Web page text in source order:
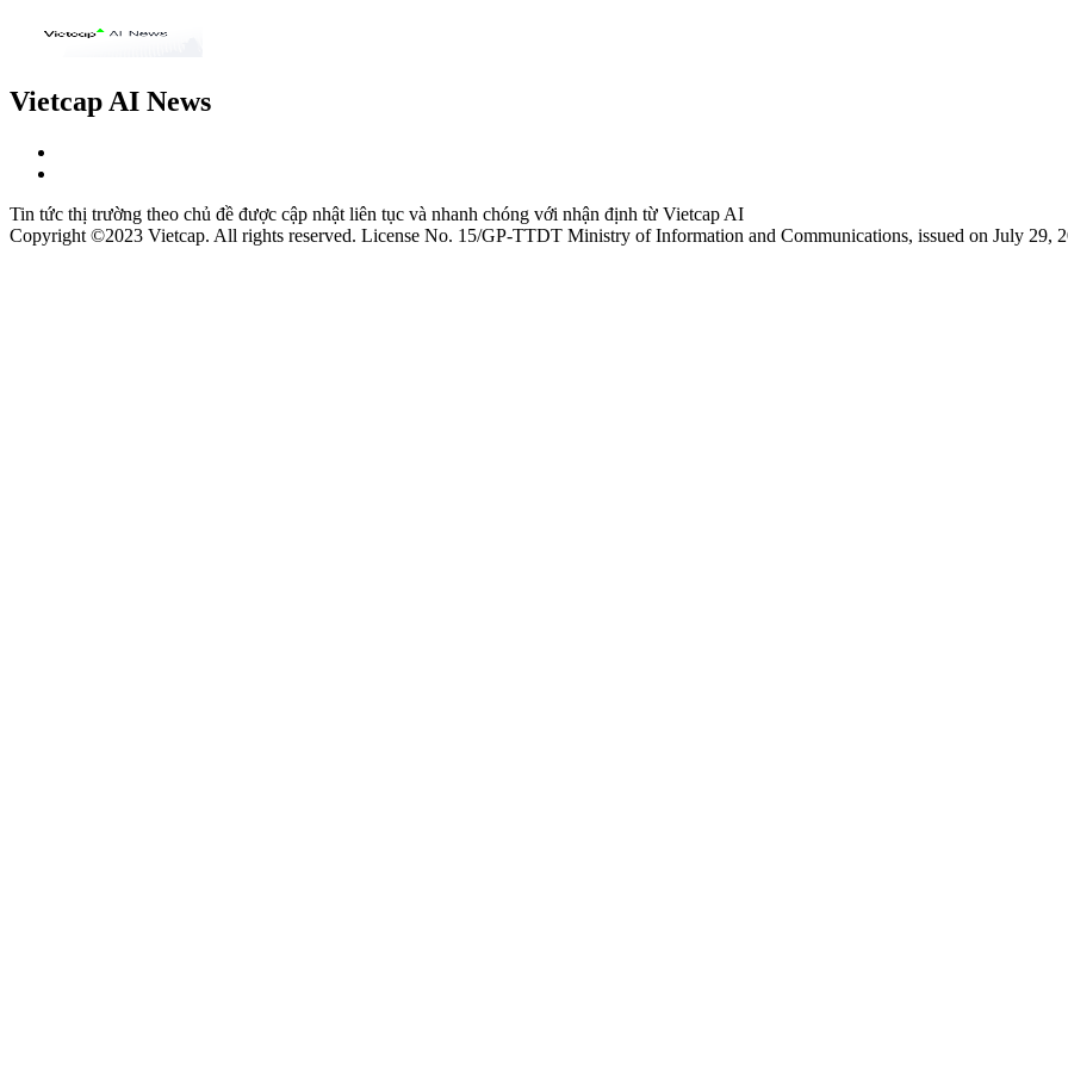
Vietcap AI News
Tin tức thị trường theo chủ đề được cập nhật liên tục và nhanh chóng với nhận định từ Vietcap AI
Copyright ©2023 Vietcap. All rights reserved. License No. 15/GP-TTDT Ministry of Information and Communications, issued on July 29,